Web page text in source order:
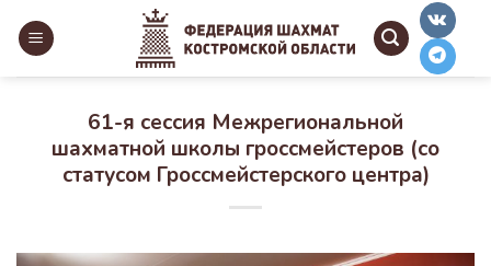
61-я сессия Межрегиональной
шахматной школы гроссмейстеров (со
статусом Гроссмейстерского центра)